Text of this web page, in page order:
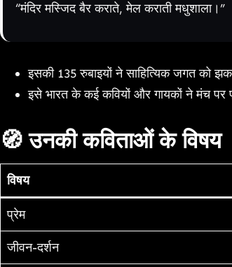
“मंदिर मस्जिद बैर कराते, मेल कराती मधुशाला।”
इसकी 135 रुबाइयों ने साहित्यिक जगत को
इसे भारत के कई कवियों और गायकों ने मंच पर
🧭 उनकी कविताओं के विषय
विषय
प्रेम
जीवन-दर्शन